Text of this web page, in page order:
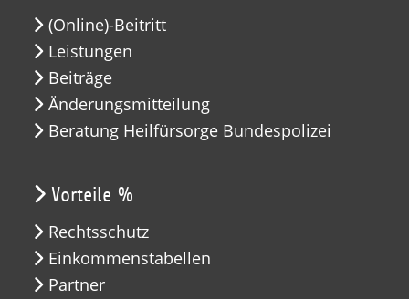
(Online)-Beitritt
Leistungen
Beiträge
Änderungsmitteilung
Beratung Heilfürsorge Bundespolizei
Vorteile %
Rechtsschutz
Einkommenstabellen
Partner